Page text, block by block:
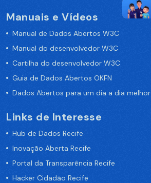
Manuais e Vídeos
Manual de Dados Abertos W3C
Manual do desenvolvedor W3C
Cartilha do desenvolvedor W3C
Guia de Dados Abertos OKFN
Dados Abertos para um dia a dia melhor
Links de Interesse
Hub de Dados Recife
Inovação Aberta Recife
Portal da Transparência Recife
Hacker Cidadão Recife